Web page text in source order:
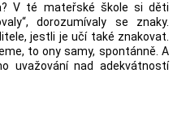
V té mateřské škole si děti
dorozumívaly se znaky.
jestli je učí také znakovat.
to ony samy, spontánně. A
uvažování nad adekvátností